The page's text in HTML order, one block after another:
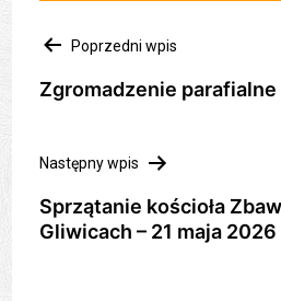
Nawigacja
wpisu
Poprzedni wpis
Zgromadzenie parafialne
Następny wpis
Sprzątanie kościoła
Gliwicach – 21 maja 2026